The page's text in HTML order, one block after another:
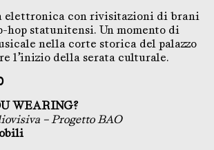
elettronica con rivisitazioni di brani
hop statunitensi. Un momento di
nella corte storica del palazzo
l’inizio della serata culturale.
WEARING?
– Progetto BAO